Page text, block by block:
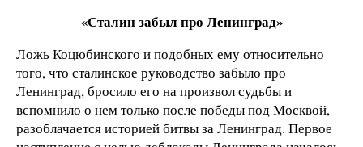
«Сталин забыл про Ленинград»
Ложь Коцюбинского и подобных ему относительно
того, что сталинское руководство забыло про
Ленинград, бросило его на произвол судьбы и
вспомнило о нем только после победы под Москвой,
разоблачается историей битвы за Ленинград. Первое